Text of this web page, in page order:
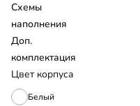
Цвет корпуса
Белый
Схемы
наполнения
Доп.
комплектация